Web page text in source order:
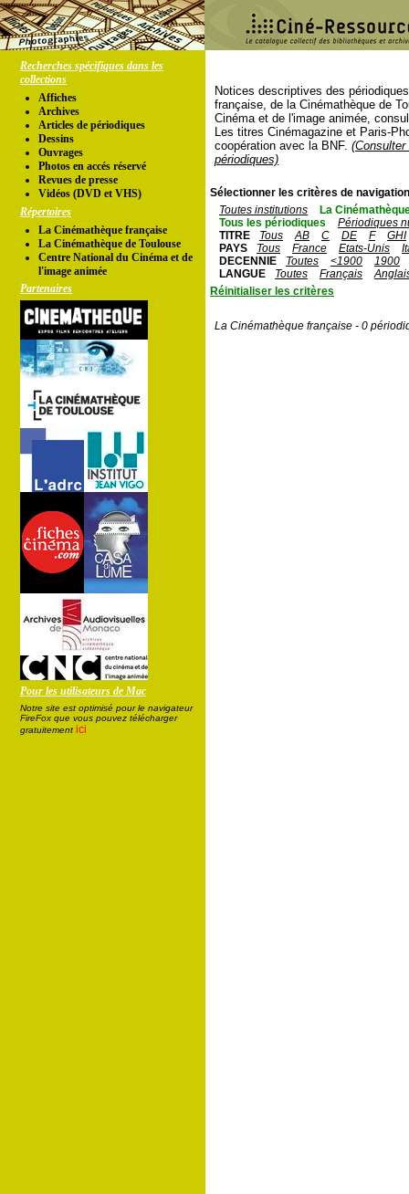
Recherches spécifiques dans les
collections
Affiches
Archives
Articles de périodiques
Dessins
Ouvrages
Photos en accés réservé
Revues de presse
Vidéos (DVD et VHS)
Répertoires
La Cinémathèque française
La Cinémathèque de Toulouse
Centre National du Cinéma et de
l'image animée
Partenaires
Pour les utilisateurs de Mac
Notre site est optimisé pour le navigateur
FireFox que vous pouvez télécharger
gratuitement ici
Notices descriptives des
française, de la Cinémathèque de
Cinéma et de l'image animée,
Les titres Cinémagazine et Paris-
coopération avec la BNF.
périodiques)
Sélectionner les critères de
Toutes institutions
La
Tous les périodiques
Périodiques
TITRE
Tous AB C DE F
GHI
PAYS
Tous France Etats-Unis
DECENNIE
Toutes <1900
1900
LANGUE
Toutes Français
Réinitialiser les critères
La Cinémathèque française - 0